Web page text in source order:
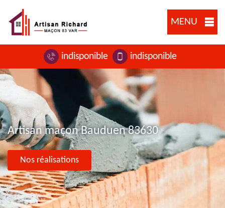
MENU
indisponible indisponible
Artisan maçon Bauduen 83630
Nos réalisations